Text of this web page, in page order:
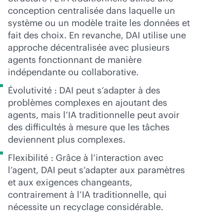
conception centralisée dans laquelle un
système ou un modèle traite les données et
fait des choix. En revanche, DAI utilise une
approche décentralisée avec plusieurs
agents fonctionnant de manière
indépendante ou collaborative.
Évolutivité : DAI peut s’adapter à des
problèmes complexes en ajoutant des
agents, mais l’IA traditionnelle peut avoir
des difficultés à mesure que les tâches
deviennent plus complexes.
Flexibilité : Grâce à l’interaction avec
l’agent, DAI peut s’adapter aux paramètres
et aux exigences changeants,
contrairement à l’IA traditionnelle, qui
nécessite un recyclage considérable.